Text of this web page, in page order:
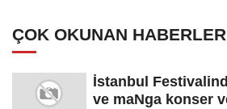
ÇOK OKUNAN HABERLER
İstanbul
ve maNga konser